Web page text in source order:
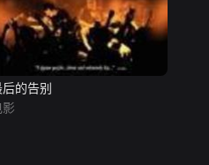
后的告别
影